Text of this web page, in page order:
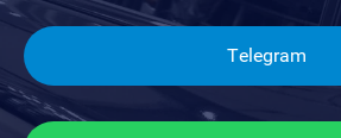
Telegram